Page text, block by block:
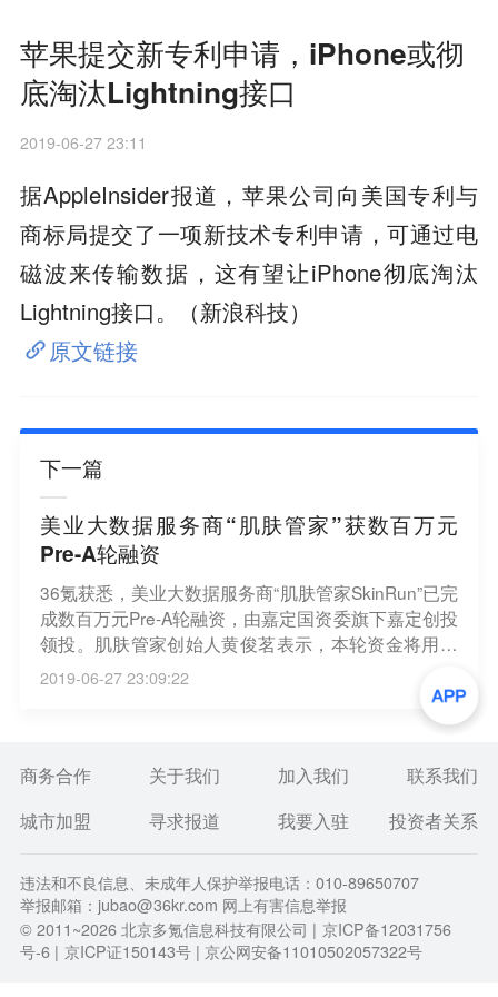
苹果提交新专利申请，iPhone或彻
底淘汰Lightning接口
2019-06-27 23:11
据AppleInsider报道，苹果公司向美国专利与
商标局提交了一项新技术专利申请，可通过电
磁波来传输数据，这有望让iPhone彻底淘汰
Lightning接口。（新浪科技）
原文链接
下一篇
美业大数据服务商“肌肤管家”获数百万元
Pre-A轮融资
36氪获悉，美业大数据服务商“肌肤管家SkinRun”已完
成数百万元Pre-A轮融资，由嘉定国资委旗下嘉定创投
领投。肌肤管家创始人黄俊茗表示，本轮资金将用于
智能测肤硬件升级和皮肤检测算法的完善。此前，肌
2019-06-27 23:09:22
商务合作 关于我们 加入我们
联系我们
城市加盟
寻求报道 我要入驻 投资者关系
违法和不良信息、未成年人保护举报电话：010-89650707
举报邮箱：jubao@36kr.com 网上有害信息举报
© 2011~2026北京多氪信息科技有限公司 | 京ICP备12031756
号-6 | 京ICP证150143号 | 京公网安备11010502057322号